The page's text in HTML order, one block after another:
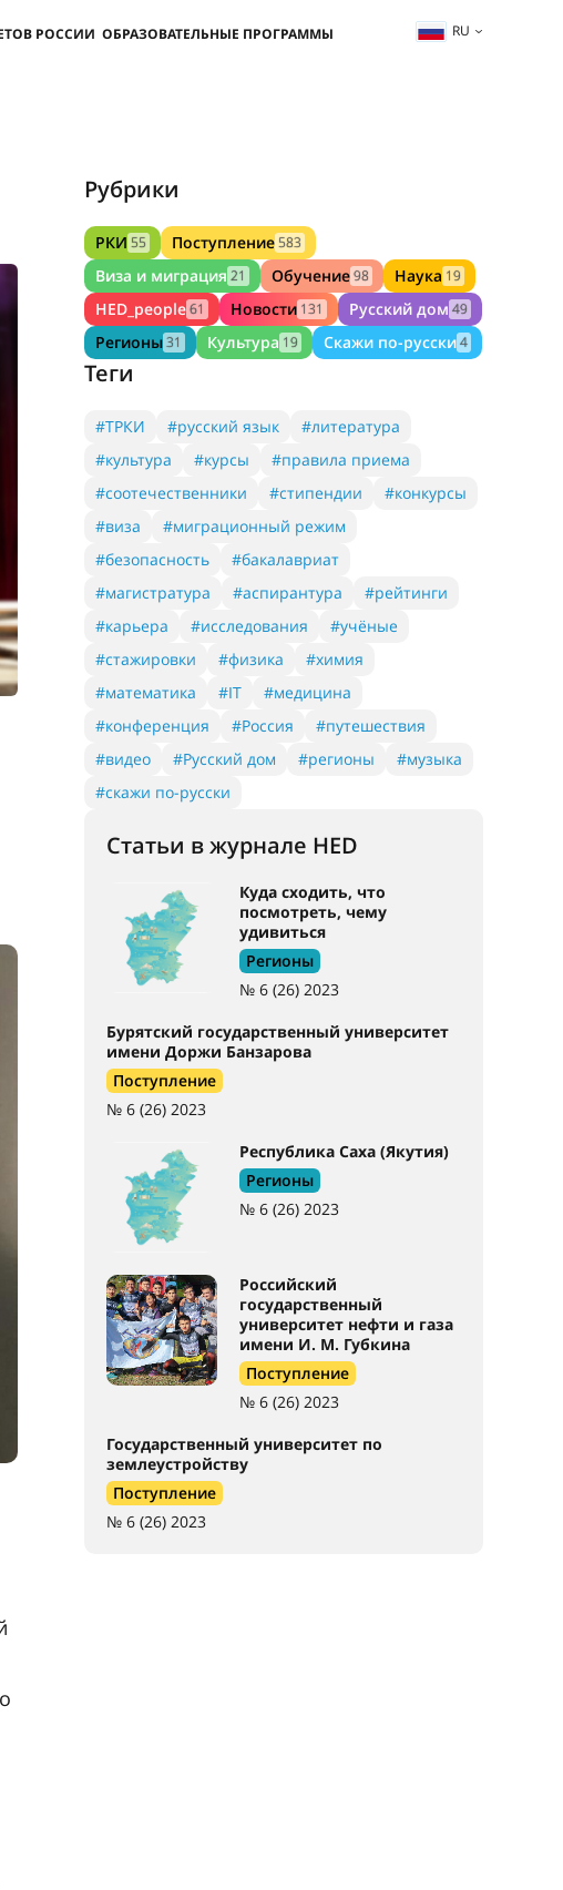
РОССИИ ОБРАЗОВАТЕЛЬНЫЕ ПРОГРАММЫ RU
Рубрики
РКИ 55 Поступление583
Виза и миграция 21 Обучение98 Наука 19
HED_people61 Новости 131 Русский дом 49
Регионы31 Культура 19 Скажи по-русски4
Теги
#ТРКИ #русский язык
#литература
#культура
#курсы
#правила приема
#соотечественники
#стипендии
#конкурсы
#виза
#миграционный режим
#безопасность
#бакалавриат
#магистратура
#аспирантура
#рейтинги
#карьера
#исследования
#учёные
#стажировки
#физика
#химия
#математика
#IT
#медицина
#конференция
#Россия
#путешествия
#видео
#Русский дом #регионы
#музыка
#скажи по-русски
Статьи в журнале HED
Куда сходить, что
посмотреть, чему
удивиться
Регионы
№ 6 (26) 2023
Бурятский государственный университет
имени Доржи Банзарова
Поступление
№ 6 (26) 2023
Республика Саха (Якутия)
Регионы
№ 6 (26) 2023
Российский
государственный
университет нефти и газа
имени И. М. Губкина
Поступление
№ 6 (26) 2023
Государственный университет по
землеустройству
Поступление
№ 6 (26) 2023